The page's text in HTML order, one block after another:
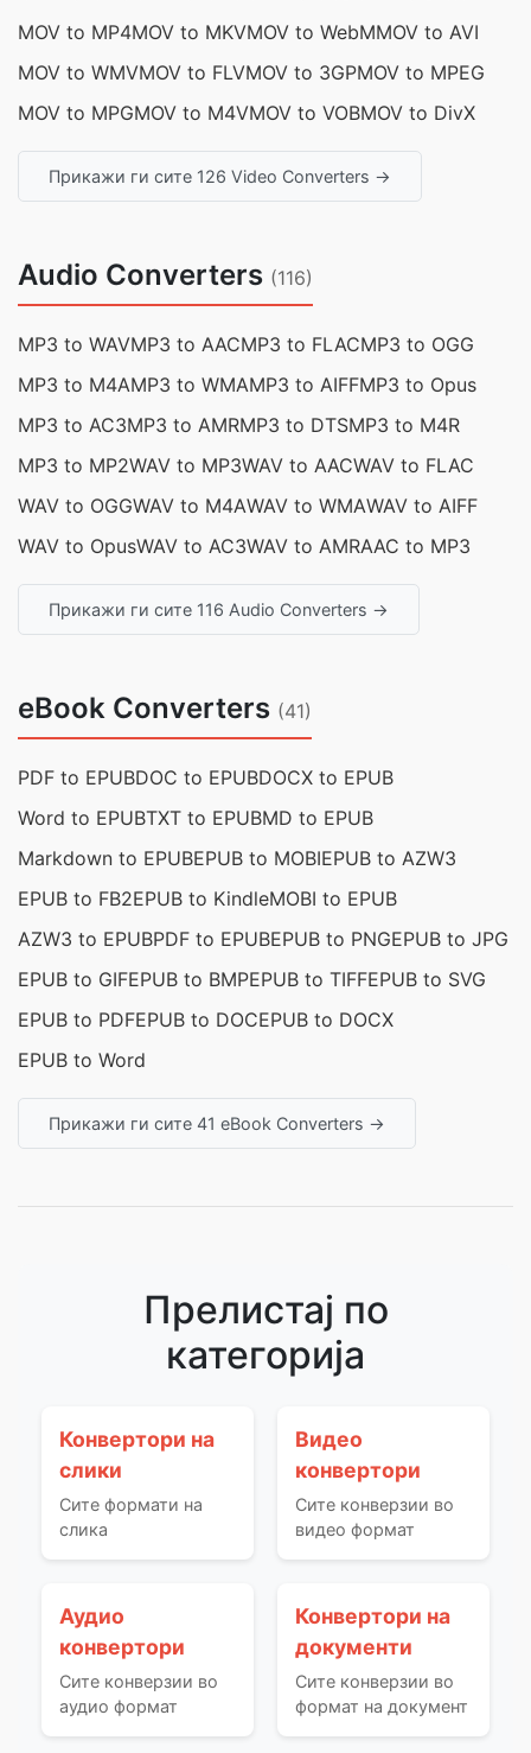
MOV to MP4MOV to MKVMOV to WebMMOV to AVI
MOV to WMVMOV to FLVMOV to 3GPMOV to MPEG
MOV to MPGMOV to M4VMOV to VOBMOV to DivX
Прикажи ги сите 126 Video Converters →
Audio Converters (116)
MP3 to WAVMP3 to AACMP3 to FLACMP3 to OGG
MP3 to M4AMP3 to WMAMP3 to AIFFMP3 to Opus
MP3 to AC3MP3 to AMRMP3 to DTSMP3 to M4R
MP3 to MP2WAV to MP3WAV to AACWAV to FLAC
WAV to OGGWAV to M4AWAV to WMAWAV to AIFF
WAV to OpusWAV to AC3WAV to AMRAAC to MP3
Прикажи ги сите 116 Audio Converters →
eBook Converters (41)
PDF to EPUBDOC to EPUBDOCX to EPUB
Word to EPUBTXT to EPUBMD to EPUB
Markdown to EPUBEPUB to MOBIEPUB to AZW3
EPUB to FB2EPUB to KindleMOBI to EPUB
AZW3 to EPUBPDF to EPUBEPUB to PNGEPUB to JPG
EPUB to GIFEPUB to BMPEPUB to TIFFEPUB to SVG
EPUB to PDFEPUB to DOCEPUB to DOCX
EPUB to Word
Прикажи ги сите 41 eBook Converters →
Прелистај по
категорија
Конвертори на
слики
Сите формати на
слика
Видео
конвертори
Сите конверзии во
видео формат
Аудио
конвертори
Сите конверзии во
аудио формат
Конвертори на
документи
Сите конверзии во
формат на документ